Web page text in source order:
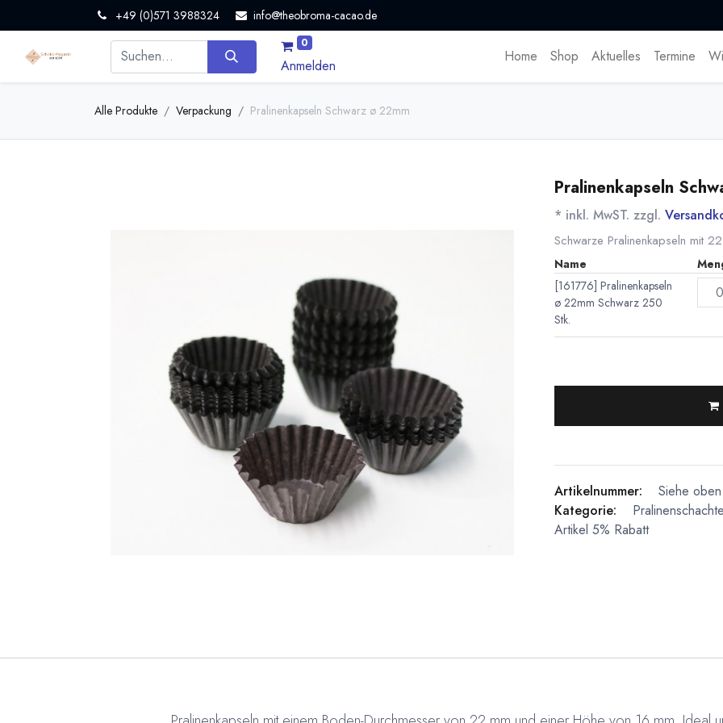
+49 (0)571 3988324 info@theobroma-cacao.de
0
Anmelden
Home Shop Aktuelles Termine
Alle Produkte Verpackung Pralinenkapseln Schwarz ø 22mm
Pralinenkapseln
* inkl. MwST. zzgl.
Schwarze Pralinenkapseln mit
Name
[161776] Pralinenkapseln
ø 22mm Schwarz 250
Stk.
Artikelnummer:
Siehe
Kategorie:
Artikel 5% Rabatt